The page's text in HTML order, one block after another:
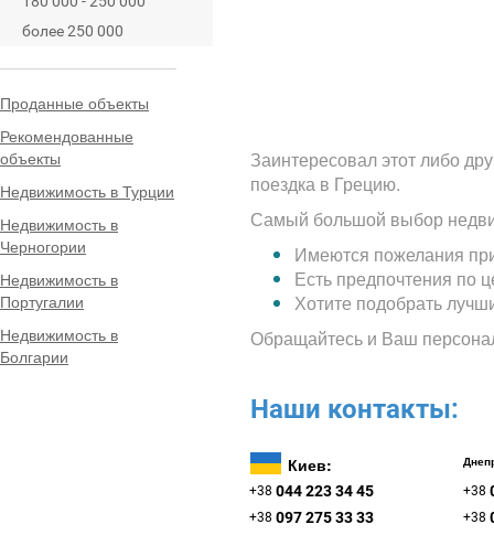
более 250 000
Проданные объекты
Рекомендованные
объекты
Недвижимость в Турции
Недвижимость в
Черногории
Недвижимость в
Португалии
Недвижимость в
Болгарии
Заинтересовал этот либо
поездка в Грецию.
Самый большой выбор
Имеются пожелания
Есть предпочтения по
Хотите подобрать
Обращайтесь и Ваш
Наши контакты:
Киев:
+38 044 223 34 45 +38
+38 097 275 33 33 +38